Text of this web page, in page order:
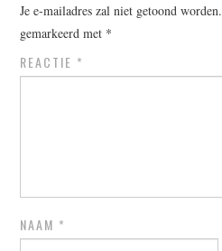
Je e-mailadres zal niet getoond worden.
gemarkeerd met *
REACTIE *
NAAM *